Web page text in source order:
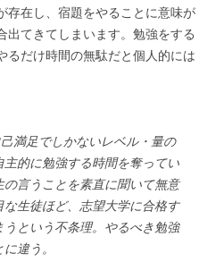
存在し、宿題をやることに意味が
出てきてしまいます。勉強をする
るだけ時間の無駄だと個人的には
満足でしかないレベル・量の
的に勉強する時間を奪ってい
言うことを素直に聞いて無意
生徒ほど、志望大学に合格す
という不条理。やるべき勉強
違う。